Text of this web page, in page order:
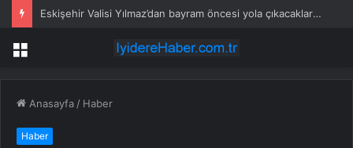
Eskişehir Valisi Yılmaz’dan bayram öncesi yola çıkacaklara uyarı
Menü
Anasayfa / Haber
Haber